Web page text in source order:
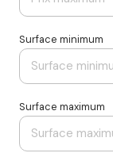
Surface minimum
Surface maximum